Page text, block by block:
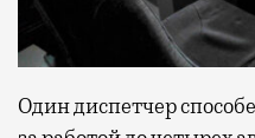
А ожидание рейса все
не в потерянное время,
спокойно закончить дела
активности в
Один диспетчер